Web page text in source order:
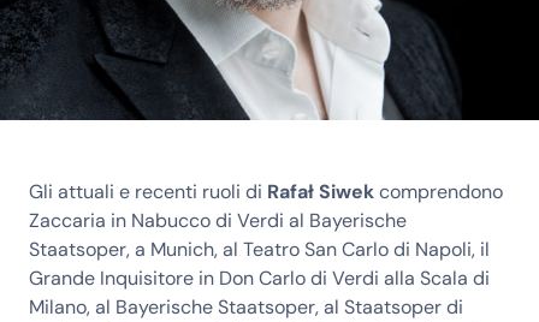
Gli attuali e recenti ruoli di Rafał Siwekcomprendono
Zaccaria in Nabucco di Verdi al Bayerische
Staatsoper, a Munich, al Teatro San Carlo di Napoli, il
Grande Inquisitore in Don Carlo di Verdi alla Scala di
Milano, al Bayerische Staatsoper, al Staatsoper di